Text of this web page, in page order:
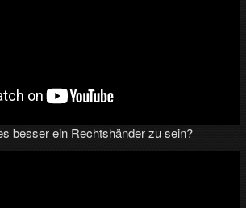
besser ein Rechtshänder zu sein?